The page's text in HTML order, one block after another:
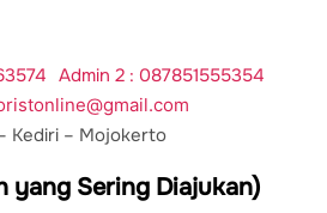
Admin 2 : 087851555354
Kediri – Mojokerto
yang Sering Diajukan)